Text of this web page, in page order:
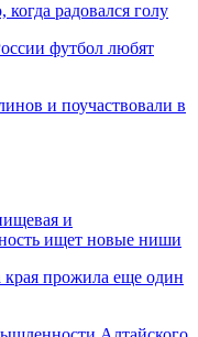
радовался голу
футбол любят
и поучаствовали в
и
ищет новые ниши
прожила еще один